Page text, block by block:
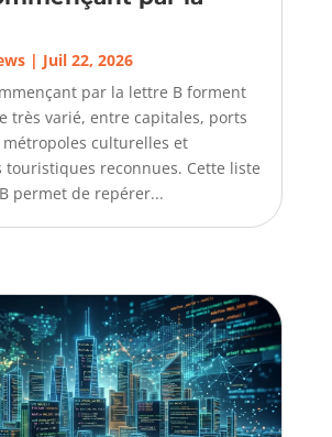
| Juil 22, 2026
par la lettre B forment
très varié, entre capitales, ports
culturelles et
touristiques reconnues. Cette liste
permet de repérer...